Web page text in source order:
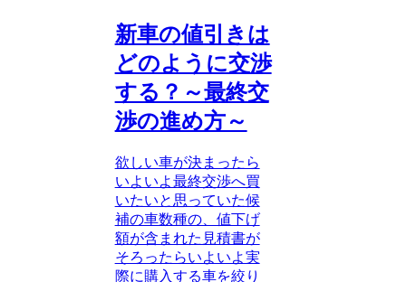
新車の値引きは
どのように交渉
する？～最終交
渉の進め方～
欲しい車が決まったら
いよいよ最終交渉へ買
いたいと思っていた候
補の車数種の、値下げ
額が含まれた見積書が
そろったらいよいよ実
際に購入する車を絞り